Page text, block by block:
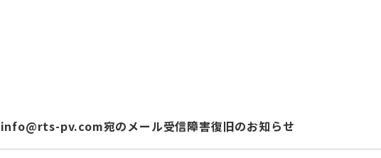
info@rts-pv.com宛のメール受信障害復旧のお知らせ